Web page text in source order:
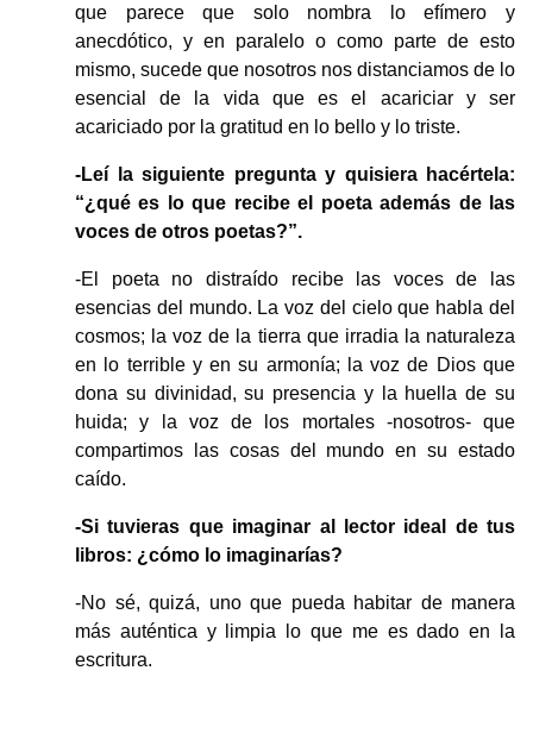
que parece que solo nombra lo efímero y
anecdótico, y en paralelo o como parte de esto
mismo, sucede que nosotros nos distanciamos de lo
esencial de la vida que es el acariciar y ser
acariciado por la gratitud en lo bello y lo triste.
-Leí la siguiente pregunta y quisiera hacértela:
“¿qué es lo que recibe el poeta además de las
voces de otros poetas?”.
-El poeta no distraído recibe las voces de las
esencias del mundo. La voz del cielo que habla del
cosmos; la voz de la tierra que irradia la naturaleza
en lo terrible y en su armonía; la voz de Dios que
dona su divinidad, su presencia y la huella de su
huida; y la voz de los mortales -nosotros- que
compartimos las cosas del mundo en su estado
caído.
-Si tuvieras que imaginar al lector ideal de tus
libros: ¿cómo lo imaginarías?
-No sé, quizá, uno que pueda habitar de manera
más auténtica y limpia lo que me es dado en la
escritura.